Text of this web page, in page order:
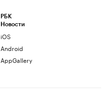
РБК
Новости
iOS
Android
AppGallery